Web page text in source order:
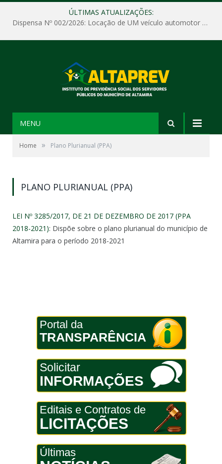
ÚLTIMAS ATUALIZAÇÕES:
Dispensa Nº 002/2026: Locação de UM veículo automotor sem motorista, tipo passeio, com seguro total e quilometragem livre, para atender as demandas operacionais e administrativas do Instituto de Previdência Social dos Servidores Públicos do Município de Altamira – PA – ALTAPREV.
MENU
Home » Plano Plurianual (PPA)
PLANO PLURIANUAL (PPA)
LEI Nº 3285/2017, DE 21 DE DEZEMBRO DE 2017 (PPA
2018-2021): Dispõe sobre o plano plurianual do município de
Altamira para o período 2018-2021
Portal da
TRANSPARÊNCIA
Solicitar
INFORMAÇÕES
Editais e Contratos de
LICITAÇÕES
Últimas